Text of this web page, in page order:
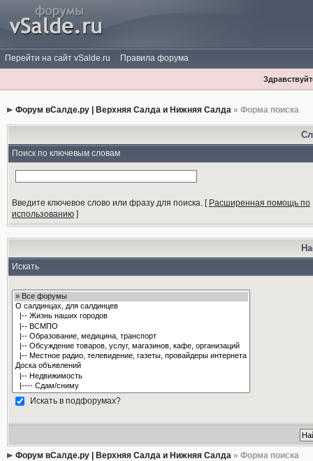
Перейти на сайт vSalde.ru Правила форума
Форум вСалде.ру | Верхняя Салда и Нижняя Салда» Форма поиска
Поиск по ключевым словам
Введите ключевое слово или фразу для поиска.[ Расширенная помощь по
использованию]
Искать
Искать в подфорумах?
Форум вСалде.ру | Верхняя Салда и Нижняя Салда» Форма поиска